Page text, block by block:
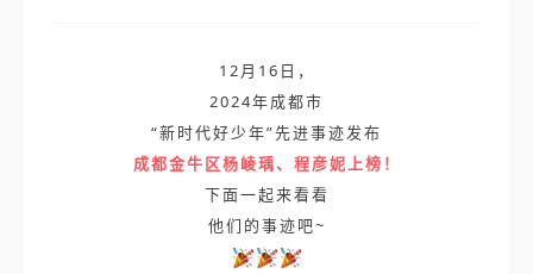
12月16日，
2024年成都市
“新时代好少年”先进事迹发布
成都金牛区杨崚瑀、程彦妮上榜！
下面一起来看看
他们的事迹吧~